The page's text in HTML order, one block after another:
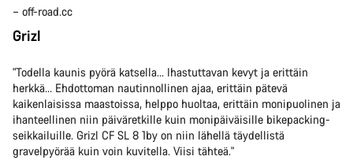
– off-road.cc
Grizl
"Todella kaunis pyörä katsella… Ihastuttavan kevyt ja erittäin
herkkä… Ehdottoman nautinnollinen ajaa, erittäin pätevä
kaikenlaisissa maastoissa, helppo huoltaa, erittäin monipuolinen ja
ihanteellinen niin päiväretkille kuin monipäiväisille bikepacking-
seikkailuille. Grizl CF SL 8 1by on niin lähellä täydellistä
gravelpyörää kuin voin kuvitella. Viisi tähteä."